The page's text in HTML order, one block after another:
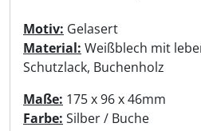
Motiv: Gelasert
Material: Weißblech mit
Schutzlack, Buchenholz
Maße: 175 x 96 x 46mm
Farbe: Silber / Buche